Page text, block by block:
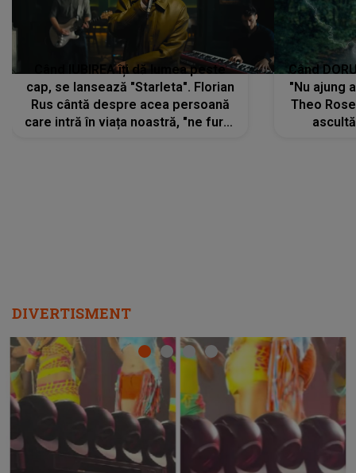
Când IUBIREA îți dă lumea peste
cap, se lansează "Starleta". Florian
Rus cântă despre acea persoană
care intră în viața noastră, "ne fură"
Când
"Nu ajung
Theo
DIVERTISMENT